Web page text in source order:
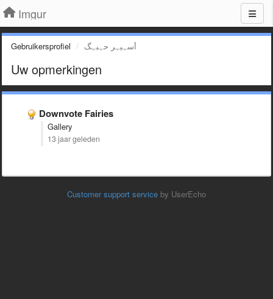
Imgur
Gebruikersprofiel أسہيہر حہبہگ
Uw opmerkingen
Downvote Fairies
Gallery
13 jaar geleden
Customer support service by UserEcho